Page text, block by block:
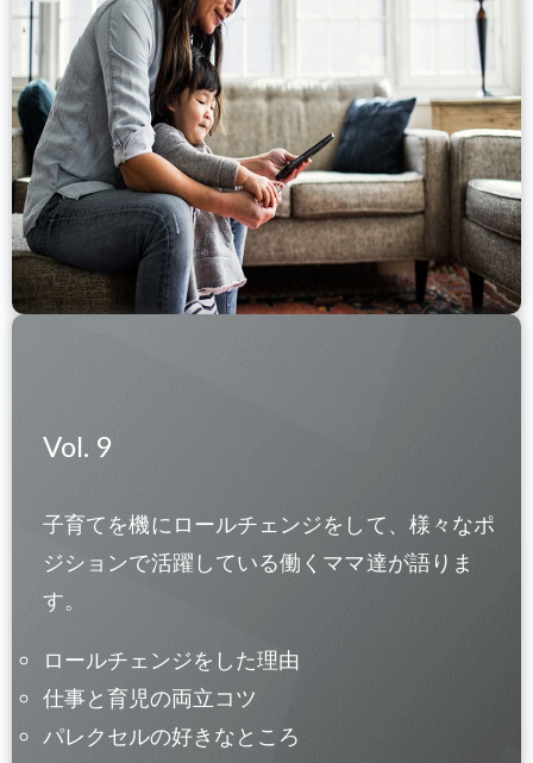
Vol. 9
子育てを機にロールチェンジをして、様々なポ
ジションで活躍している働くママ達が語りま
す。
ロールチェンジをした理由
仕事と育児の両立コツ
パレクセルの好きなところ